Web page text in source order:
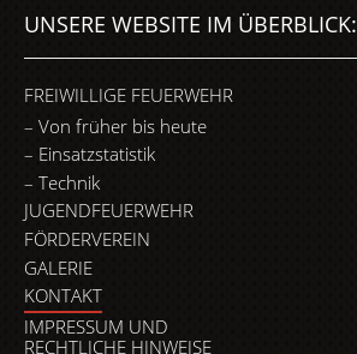
UNSERE WEBSITE IM ÜBERBLICK:
FREIWILLIGE FEUERWEHR
Von früher bis heute
Einsatzstatistik
Technik
JUGENDFEUERWEHR
FÖRDERVEREIN
GALERIE
KONTAKT
IMPRESSUM UND
RECHTLICHE HINWEISE